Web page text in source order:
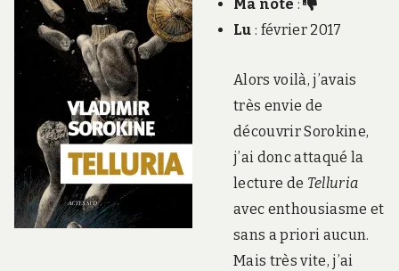
Ma note :
Lu : février 2017
Alors voilà, j’avais
très envie de
découvrir Sorokine,
j’ai donc attaqué la
lecture de Telluria
avec enthousiasme et
sans a priori aucun.
Mais très vite, j’ai